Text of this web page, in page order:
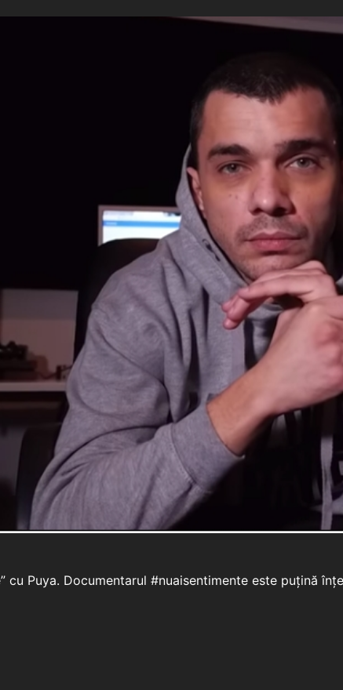
cu Puya. Documentarul #nuaisentimente este puțină